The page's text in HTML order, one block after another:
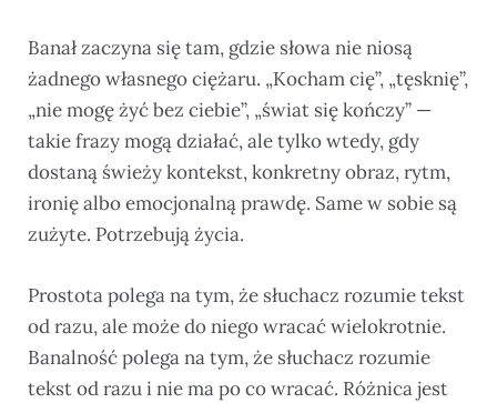
Banał zaczyna się tam, gdzie słowa nie niosą
żadnego własnego ciężaru. „Kocham cię”, „tęsknię”,
„nie mogę żyć bez ciebie”, „świat się kończy” —
takie frazy mogą działać, ale tylko wtedy, gdy
dostaną świeży kontekst, konkretny obraz, rytm,
ironię albo emocjonalną prawdę. Same w sobie są
zużyte. Potrzebują życia.
Prostota polega na tym, że słuchacz rozumie tekst
od razu, ale może do niego wracać wielokrotnie.
Banalność polega na tym, że słuchacz rozumie
tekst od razu i nie ma po co wracać. Różnica jest